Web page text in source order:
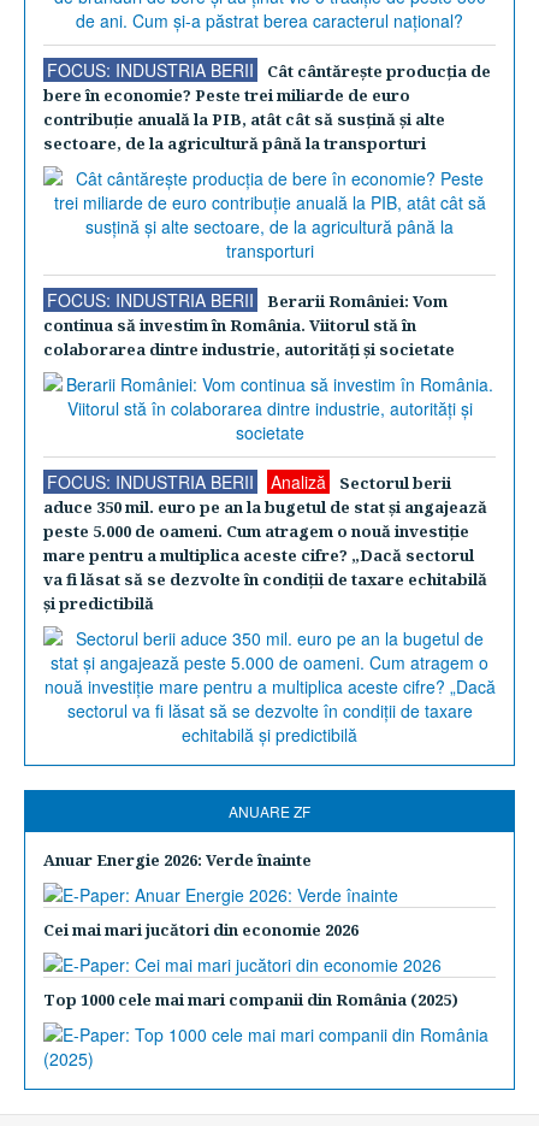
FOCUS: INDUSTRIA BERII
Cât cântăreşte producţia de
bere în economie? Peste trei miliarde de euro
contribuţie anuală la PIB, atât cât să susţină şi alte
sectoare, de la agricultură până la transporturi
FOCUS: INDUSTRIA BERII
Berarii României: Vom
continua să investim în România. Viitorul stă în
colaborarea dintre industrie, autorităţi şi societate
FOCUS: INDUSTRIA BERII Analiză
Sectorul berii
aduce 350 mil. euro pe an la bugetul de stat şi angajează
peste 5.000 de oameni. Cum atragem o nouă investiţie
mare pentru a multiplica aceste cifre? „Dacă sectorul
va fi lăsat să se dezvolte în condiţii de taxare echitabilă
şi predictibilă
ANUARE ZF
Anuar Energie 2026: Verde înainte
Cei mai mari jucători din economie 2026
Top 1000 cele mai mari companii din România (2025)